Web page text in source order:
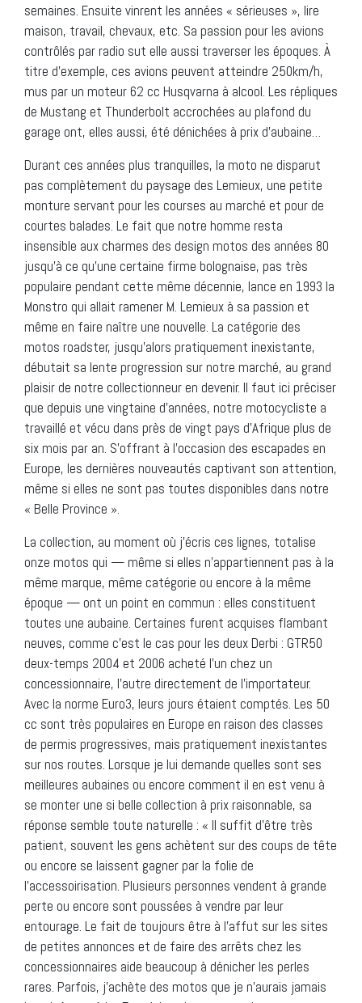
semaines. Ensuite vinrent les années « sérieuses », lire
maison, travail, chevaux, etc. Sa passion pour les avions
contrôlés par radio sut elle aussi traverser les époques. À
titre d’exemple, ces avions peuvent atteindre 250km/h,
mus par un moteur 62 cc Husqvarna à alcool. Les répliques
de Mustang et Thunderbolt accrochées au plafond du
garage ont, elles aussi, été dénichées à prix d’aubaine…
Durant ces années plus tranquilles, la moto ne disparut
pas complètement du paysage des Lemieux, une petite
monture servant pour les courses au marché et pour de
courtes balades. Le fait que notre homme resta
insensible aux charmes des design motos des années 80
jusqu’à ce qu’une certaine firme bolognaise, pas très
populaire pendant cette même décennie, lance en 1993 la
Monstro qui allait ramener M. Lemieux à sa passion et
même en faire naître une nouvelle. La catégorie des
motos roadster, jusqu’alors pratiquement inexistante,
débutait sa lente progression sur notre marché, au grand
plaisir de notre collectionneur en devenir. Il faut ici préciser
que depuis une vingtaine d’années, notre motocycliste a
travaillé et vécu dans près de vingt pays d’Afrique plus de
six mois par an. S’offrant à l’occasion des escapades en
Europe, les dernières nouveautés captivant son attention,
même si elles ne sont pas toutes disponibles dans notre
« Belle Province ».
La collection, au moment où j’écris ces lignes, totalise
onze motos qui — même si elles n’appartiennent pas à la
même marque, même catégorie ou encore à la même
époque — ont un point en commun : elles constituent
toutes une aubaine. Certaines furent acquises flambant
neuves, comme c’est le cas pour les deux Derbi : GTR50
deux-temps 2004 et 2006 acheté l’un chez un
concessionnaire, l’autre directement de l’importateur.
Avec la norme Euro3, leurs jours étaient comptés. Les 50
cc sont très populaires en Europe en raison des classes
de permis progressives, mais pratiquement inexistantes
sur nos routes. Lorsque je lui demande quelles sont ses
meilleures aubaines ou encore comment il en est venu à
se monter une si belle collection à prix raisonnable, sa
réponse semble toute naturelle : « Il suffit d’être très
patient, souvent les gens achètent sur des coups de tête
ou encore se laissent gagner par la folie de
l’accessoirisation. Plusieurs personnes vendent à grande
perte ou encore sont poussées à vendre par leur
entourage. Le fait de toujours être à l’affut sur les sites
de petites annonces et de faire des arrêts chez les
concessionnaires aide beaucoup à dénicher les perles
rares. Parfois, j’achète des motos que je n’aurais jamais